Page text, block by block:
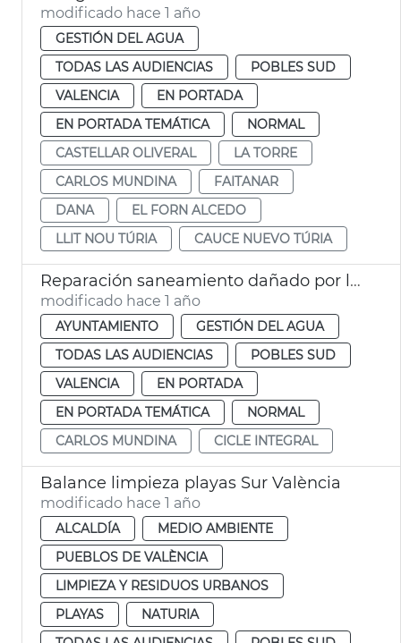
modificado hace 1 año
GESTIÓN DEL AGUA
TODAS LAS AUDIENCIAS
POBLES SUD
VALENCIA
EN PORTADA
EN PORTADA TEMÁTICA
NORMAL
CASTELLAR OLIVERAL
LA TORRE
CARLOS MUNDINA
FAITANAR
DANA
EL FORN ALCEDO
LLIT NOU TÚRIA
CAUCE NUEVO TÚRIA
Reparación saneamiento dañado por la dana pedanías del Sur
modificado hace 1 año
AYUNTAMIENTO
GESTIÓN DEL AGUA
TODAS LAS AUDIENCIAS
POBLES SUD
VALENCIA
EN PORTADA
EN PORTADA TEMÁTICA
NORMAL
CARLOS MUNDINA
CICLE INTEGRAL
Balance limpieza playas Sur València
modificado hace 1 año
ALCALDÍA
MEDIO AMBIENTE
PUEBLOS DE VALÈNCIA
LIMPIEZA Y RESIDUOS URBANOS
PLAYAS
NATURIA